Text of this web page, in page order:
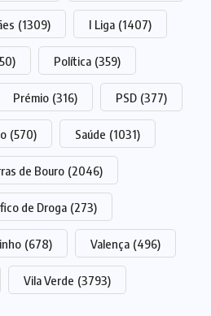
(1309) I Liga (1407)
Política (359)
Prémio (316) PSD (377)
(570) Saúde (1031)
de Bouro (2046)
de Droga (273)
(678) Valença (496)
Vila Verde (3793)